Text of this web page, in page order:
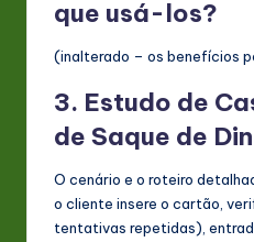
que usá-los?
(inalterado – os benefícios
3. Estudo de
de Saque de
O cenário e o roteiro
o cliente insere o cartão,
tentativas repetidas),